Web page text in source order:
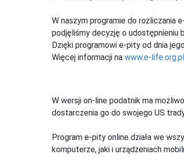
W naszym programie do rozliczania
podjęliśmy decyzję o udostępnieniu
Dzięki programowi e-pity od dnia
Więcej informacji na www.e-life.org.pl
W wersji on-line podatnik ma
dostarczenia go do swojego US
Program e-pity online działa we
komputerze, jaki i urządzeniach